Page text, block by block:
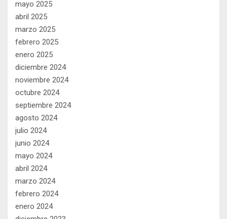
mayo 2025
abril 2025
marzo 2025
febrero 2025
enero 2025
diciembre 2024
noviembre 2024
octubre 2024
septiembre 2024
agosto 2024
julio 2024
junio 2024
mayo 2024
abril 2024
marzo 2024
febrero 2024
enero 2024